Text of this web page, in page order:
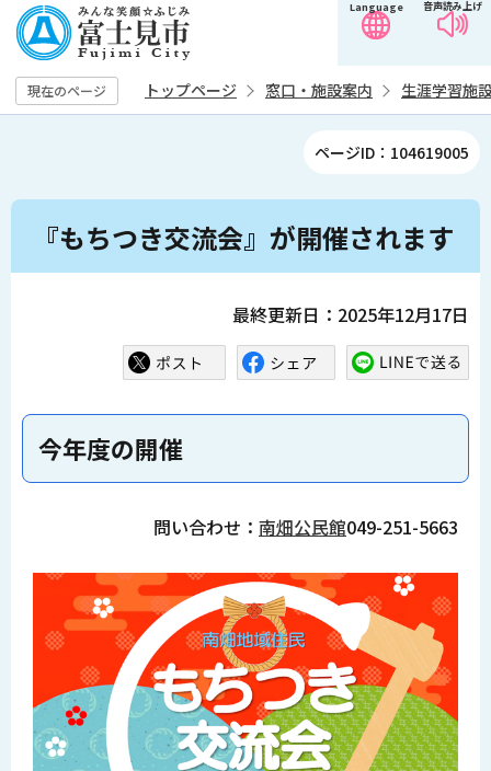
の
ペ
ー
す
音声読み上げ
Language
現在のページ トップページ 窓口・施設案内 生涯学習施
ページID：104619005
本
『もちつき交流会』が開催されます
最終更新日：2025年12月17日
今年度の開催
問い合わせ： 南畑公民館049-251-5663